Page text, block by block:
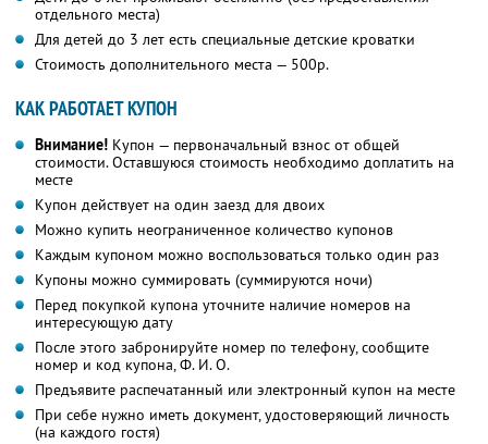
отдельного места)
Для детей до 3 лет есть специальные детские кроватки
Стоимость дополнительного места — 500р.
КАК РАБОТАЕТ КУПОН
Внимание! Купон — первоначальный взнос от общей
стоимости. Оставшуюся стоимость необходимо доплатить на
месте
Купон действует на один заезд для двоих
Можно купить неограниченное количество купонов
Каждым купоном можно воспользоваться только один раз
Купоны можно суммировать (суммируются ночи)
Перед покупкой купона уточните наличие номеров на
интересующую дату
После этого забронируйте номер по телефону, сообщите
номер и код купона, Ф. И. О.
Предъявите распечатанный или электронный купон на месте
При себе нужно иметь документ, удостоверяющий личность
(на каждого гостя)